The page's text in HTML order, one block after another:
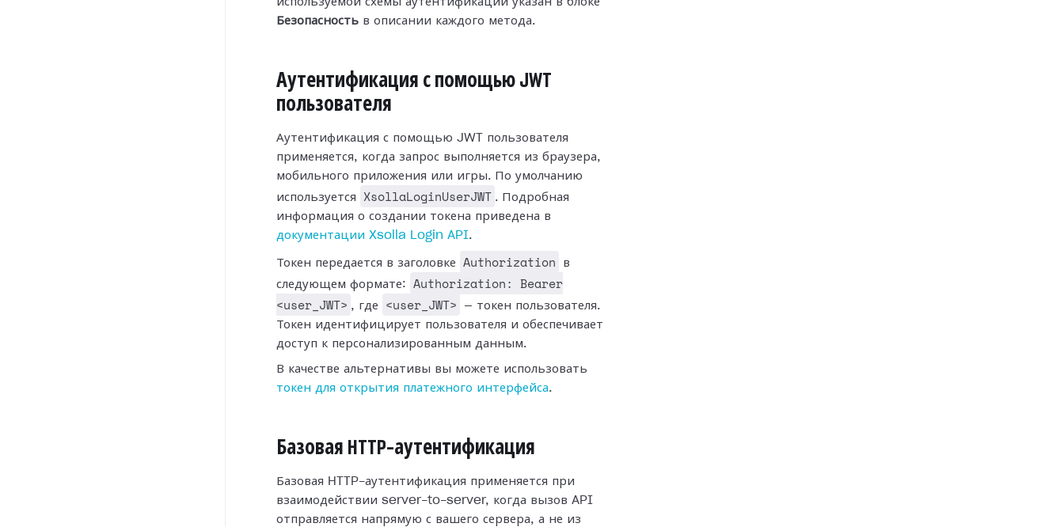
Безопасность в описании каждого метода.
Аутентификация с помощью JWT
пользователя
Аутентификация с помощью JWT пользователя
применяется, когда запрос выполняется из браузера,
мобильного приложения или игры. По умолчанию
используется
XsollaLoginUserJWT . Подробная
информация о создании токена приведена в
документации Xsolla Login API.
Токен передается в заголовке Authorization
в
следующем формате:
Authorization: Bearer
<user_JWT> , где <user_JWT>
— токен пользователя.
Токен идентифицирует пользователя и обеспечивает
доступ к персонализированным данным.
В качестве альтернативы вы можете использовать
токен для открытия платежного интерфейса.
Базовая HTTP-аутентификация
Базовая HTTP-аутентификация применяется при
взаимодействии server-to-server, когда вызов API
отправляется напрямую с вашего сервера, а не из